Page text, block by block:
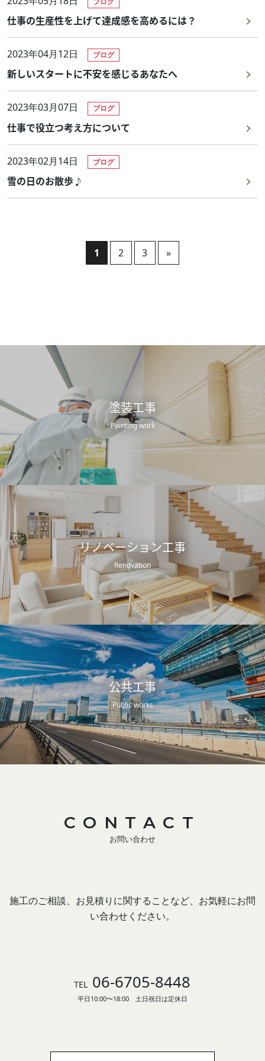
施工事例
News
Recruit
PrivacyPolicy
仕事の生産性を上げて達成感を高めるには？
2023年04月12日 ブログ
新しいスタートに不安を感じるあなたへ
2023年03月07日 ブログ
仕事で役立つ考え方について
2023年02月14日 ブログ
雪の日のお散歩♪
1 2 3 »
塗装工事
Painting work
リノベーション工事
Renovation
公共工事
Public works
CONTACT
お問い合わせ
施工のご相談、お見積りに関することなど、お気軽にお問
い合わせください。
TEL 06-6705-8448
平日10:00〜18:00 土日祝日は定休日